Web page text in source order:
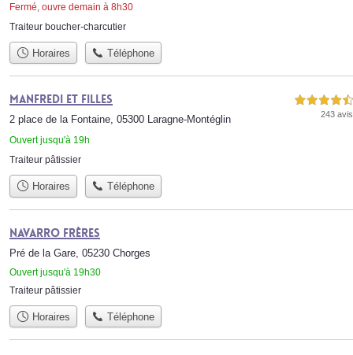
Fermé, ouvre demain à 8h30
Traiteur boucher-charcutier
Horaires Téléphone
Manfredi et Filles
2 place de la Fontaine, 05300 Laragne-Montéglin
Ouvert jusqu'à 19h
4,5 étoiles sur 5
243 avis
Traiteur pâtissier
Horaires Téléphone
Navarro Frères
Pré de la Gare, 05230 Chorges
Ouvert jusqu'à 19h30
Traiteur pâtissier
Horaires Téléphone